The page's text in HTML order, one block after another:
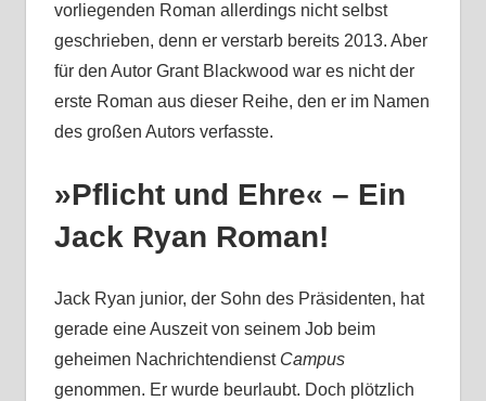
vorliegenden Roman allerdings nicht selbst
geschrieben, denn er verstarb bereits 2013. Aber
für den Autor Grant Blackwood war es nicht der
erste Roman aus dieser Reihe, den er im Namen
des großen Autors verfasste.
»Pflicht und Ehre« – Ein
Jack Ryan Roman!
Jack Ryan junior, der Sohn des Präsidenten, hat
gerade eine Auszeit von seinem Job beim
geheimen Nachrichtendienst Campus
genommen. Er wurde beurlaubt. Doch plötzlich